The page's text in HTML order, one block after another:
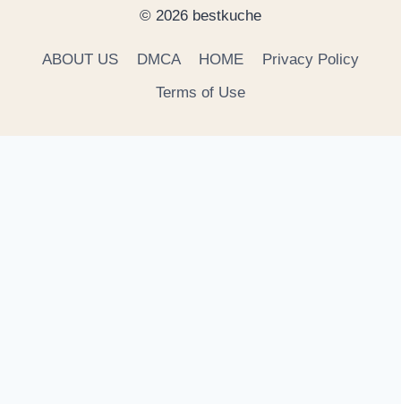
© 2026 bestkuche
ABOUT US DMCA HOME
Privacy Policy
Terms of Use